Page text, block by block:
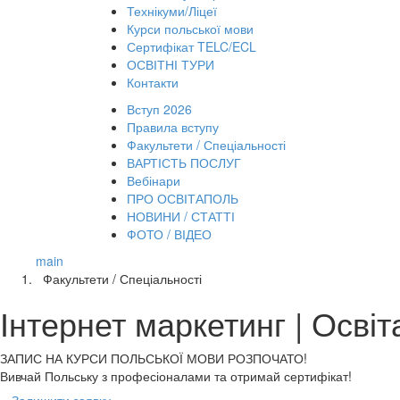
Технікуми/Ліцеї
Курси польської мови
Сертифікат TELC/ECL
ОСВІТНІ ТУРИ
Контакти
Вступ 2026
Правила вступу
Факультети / Спеціальності
ВАРТІСТЬ ПОСЛУГ
Вебінари
ПРО ОСВІТАПОЛЬ
НОВИНИ / СТАТТІ
ФОТО / ВІДЕО
main
Факультети / Спеціальності
Інтернет маркетинг |
ЗАПИС НА КУРСИ ПОЛЬСЬКОЇ МОВИ РОЗПОЧАТО!
Вивчай Польську з професіоналами та отримай сертифікат!